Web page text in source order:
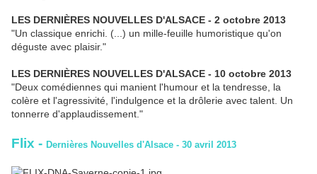
LES DERNIÈRES NOUVELLES D'ALSACE - 2 octobre 2013
"Un classique enrichi. (...) un mille-feuille humoristique qu'on
déguste avec plaisir."
LES DERNIÈRES NOUVELLES D'ALSACE - 10 octobre 2013
"Deux comédiennes qui manient l'humour et la tendresse, la
colère et l'agressivité, l'indulgence et la drôlerie avec talent. Un
tonnerre d'applaudissement."
Flix - Dernières Nouvelles d'Alsace - 30 avril 2013